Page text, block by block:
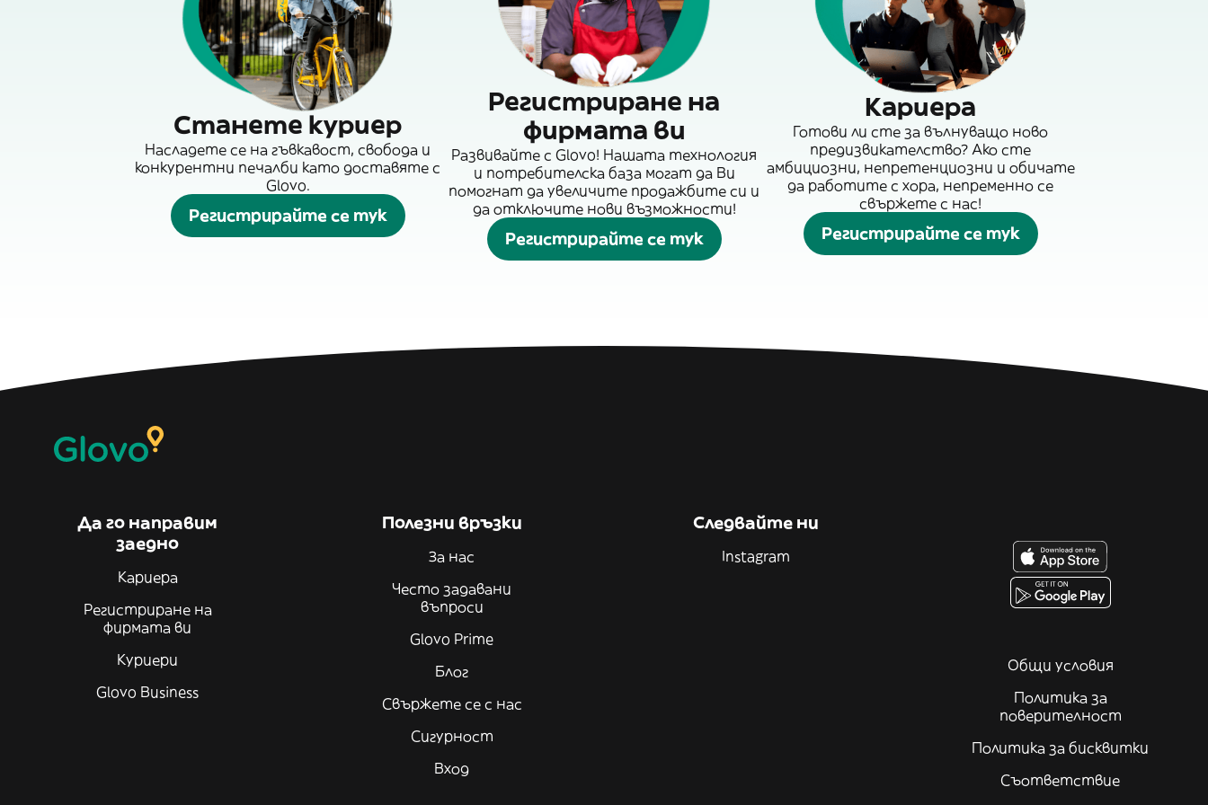
Станете куриер
Насладете се на гъвкавост, свобода и
конкурентни печалби като доставяте с
Glovo.
Регистрирайте се тук
Регистриране на
фирмата ви
Развивайте с Glovo! Нашата технология
и потребителска база могат да Ви
помогнат да увеличите продажбите си и
да отключите нови възможности!
Регистрирайте се тук
Кариера
Готови ли сте за вълнуващо ново
предизвикателство? Ако сте
амбициозни, непретенциозни и обичате
да работите с хора, непременно се
свържете с нас!
Регистрирайте се тук
Да го направим
заедно
Кариера
Регистриране на
фирмата ви
Куриери
Glovo Business
Полезни връзки
За нас
Често задавани
въпроси
Glovo Prime
Блог
Свържете се с нас
Сигурност
Вход
Следвайте ни
Instagram
Общи условия
Политика за
поверителност
Политика за бисквитки
Съответствие